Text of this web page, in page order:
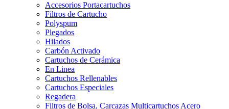
Accesorios Portacartuchos
Filtros de Cartucho
Polyspum
Plegados
Hilados
Carbón Activado
Cartuchos de Cerámica
En Linea
Cartuchos Rellenables
Cartuchos Especiales
Regadera
Filtros de Bolsa, Carcazas Multicartuchos Acero